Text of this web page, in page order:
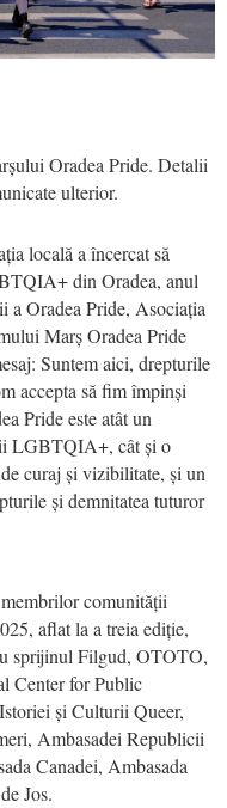
Oradea Pride. Detalii
ulterior.
locală a încercat să
din Oradea, anul
a Oradea Pride, Asociația
Marș Oradea Pride
Suntem aici, drepturile
accepta să fim împinși
Pride este atât un
LGBTQIA+, cât și o
curaj și vizibilitate, și un
și demnitatea tuturor
comunității
aflat la a treia ediție,
sprijinul Filgud, OTOTO,
Center for Public
și Culturii Queer,
Ambasadei Republicii
Canadei, Ambasada
Jos.